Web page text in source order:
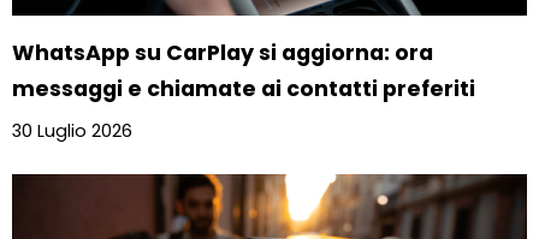
WhatsApp su CarPlay si aggiorna: ora
messaggi e chiamate ai contatti preferiti
30 Luglio 2026